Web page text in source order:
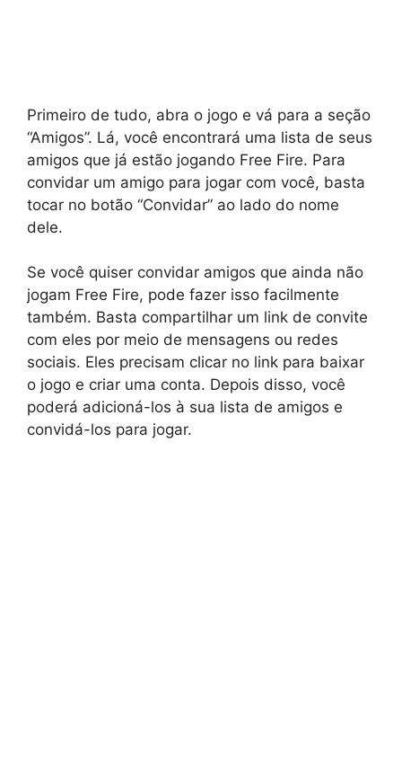
Primeiro de tudo, abra o jogo e vá para a seção
“Amigos”. Lá, você encontrará uma lista de seus
amigos que já estão jogando Free Fire. Para
convidar um amigo para jogar com você, basta
tocar no botão “Convidar” ao lado do nome
dele.
Se você quiser convidar amigos que ainda não
jogam Free Fire, pode fazer isso facilmente
também. Basta compartilhar um link de convite
com eles por meio de mensagens ou redes
sociais. Eles precisam clicar no link para baixar
o jogo e criar uma conta. Depois disso, você
poderá adicioná-los à sua lista de amigos e
convidá-los para jogar.